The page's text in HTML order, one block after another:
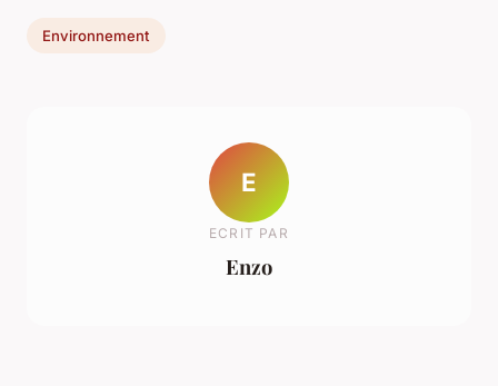
Environnement
E
ECRIT PAR
Enzo